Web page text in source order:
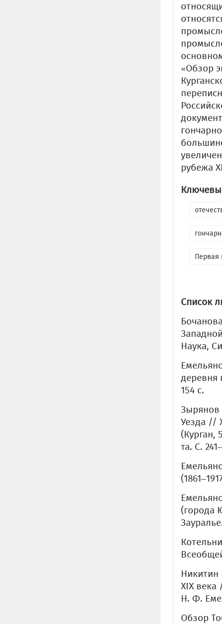
«Обзор
рубежа
Первая
Список
Наука,
деревня
154 с.
Зырянов
Уезда //
(Курган,
та. С.
(города
Никитин
XIX века
Н. Ф.
Обзор